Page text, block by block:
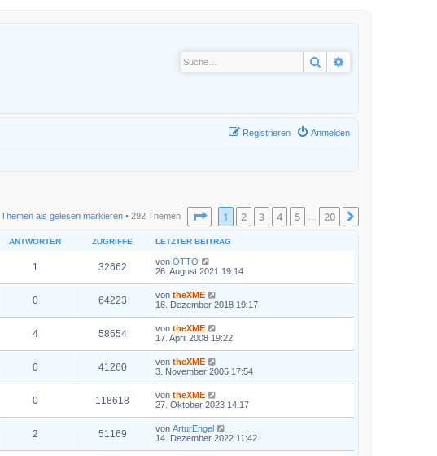
Suche
Anmelden
Registrieren
Themen als gelesen markieren • 292 Themen Seite von20
1 2 3 4 5 20
ANTWORTEN ZUGRIFFE LETZTER BEITRAG
1 32662 von OTTO
26. August 2021 19:14
0 64223 von theXME
18. Dezember 2018 19:17
4 58654 von theXME
17. April 2008 19:22
0 41260 von theXME
3. November 2005 17:54
0 118618 von theXME
27. Oktober 2023 14:17
2 51169 von ArturEngel
14. Dezember 2022 11:42